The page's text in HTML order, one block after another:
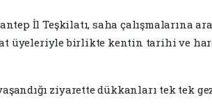
İl Teşkilatı, saha çalışmalarına
üyeleriyle birlikte kentin tarihi ve
ziyarette dükkanları tek tek